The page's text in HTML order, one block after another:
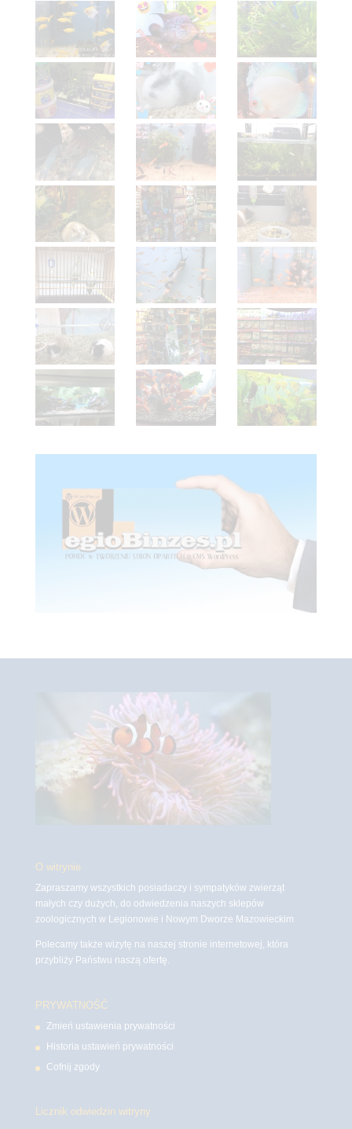
O witrynie
Zapraszamy wszystkich posiadaczy i sympatyków zwierząt
małych czy dużych, do odwiedzenia naszych sklepów
zoologicznych w Legionowie i Nowym Dworze Mazowieckim
Polecamy także wizytę na naszej stronie internetowej, która
przybliży Państwu naszą ofertę.
PRYWATNOŚĆ
Zmień ustawienia prywatności
Historia ustawień prywatności
Cofnij zgody
Licznik odwiedzin witryny